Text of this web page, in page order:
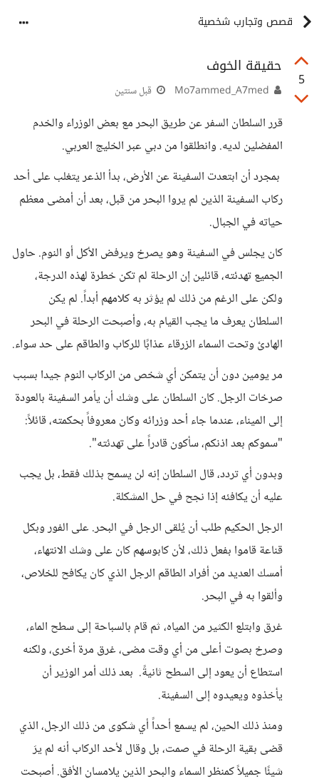
قصص وتجارب شخصية
5
حقيقة الخوف
قبل سنتين
قرر السلطان السفر عن طريق البحر مع بعض الوزراء والخدم
المفضلين لديه. وانطلقوا من دبي عبر الخليج العربي.
بمجرد أن ابتعدت السفينة عن الأرض، بدأ الذعر يتغلب على أحد
ركاب السفينة الذين لم يروا البحر من قبل، بعد أن أمضى معظم
حياته في الجبال.
كان يجلس في السفينة وهو يصرخ ويرفض الأكل أو النوم. حاول
الجميع تهدئته، قائلين إن الرحلة لم تكن خطرة لهذه الدرجة،
ولكن على الرغم من ذلك لم يؤثر به كلامهم أبداً. لم يكن
السلطان يعرف ما يجب القيام به، وأصبحت الرحلة في البحر
الهادئ وتحت السماء الزرقاء عذابًا للركاب والطاقم على حد سواء.
مر يومين دون أن يتمكن أي شخص من الركاب النوم جيدا بسبب
صرخات الرجل. كان السلطان على وشك أن يأمر السفينة بالعودة
إلى الميناء، عندما جاء أحد وزرائه وكان معروفاً بحكمته، قائلاً:
"سموكم بعد اذنكم، سأكون قادراً على تهدئته".
وبدون أي تردد، قال السلطان إنه لن يسمح بذلك فقط، بل يجب
عليه أن يكافئه إذا نجح في حل المشكلة.
الرجل الحكيم طلب أن يُلقى الرجل في البحر. على الفور وبكل
قناعة قاموا بفعل ذلك، لأن كابوسهم كان على وشك الانتهاء،
أمسك العديد من أفراد الطاقم الرجل الذي كان يكافح للخلاص،
وألقوا به في البحر.
غرق وابتلع الكثير من المياه، ثم قام بالسباحة إلى سطح الماء،
وصرخ بصوت أعلى من أي وقت مضى، غرق مرة أخرى، ولكنه
استطاع أن يعود إلى السطح ثانيةً. بعد ذلك أمر الوزير أن
يأخذوه ويعيدوه إلى السفينة.
ومنذ ذلك الحين، لم يسمع أحداً أي شكوى من ذلك الرجل، الذي
قضى بقية الرحلة في صمت، بل وقال لأحد الركاب أنه لم يرَ
شيئًا جميلاً كمنظر السماء والبحر الذين يلامسان الأفق. أصبحت